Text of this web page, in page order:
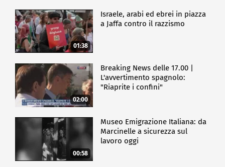
01:38
Israele, arabi ed ebrei in piazza
a Jaffa contro il razzismo
02:00
Breaking News delle 17.00 |
L'avvertimento spagnolo:
"Riaprite i confini"
00:58
Museo Emigrazione Italiana: da
Marcinelle a sicurezza sul
lavoro oggi